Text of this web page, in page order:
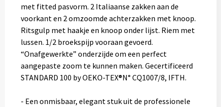
met fitted pasvorm. 2 Italiaanse zakken aan de
voorkant en 2 omzoomde achterzakken met knoop.
Ritsgulp met haakje en knoop onder lijst. Riem met
lussen. 1/2 broekspijp vooraan gevoerd.
“Onafgewerkte” onderzijde om een perfect
aangepaste zoom te kunnen maken. Gecertificeerd
STANDARD 100 by OEKO-TEX®N° CQ1007/8, IFTH.
- Een onmisbaar, elegant stuk uit de professionele